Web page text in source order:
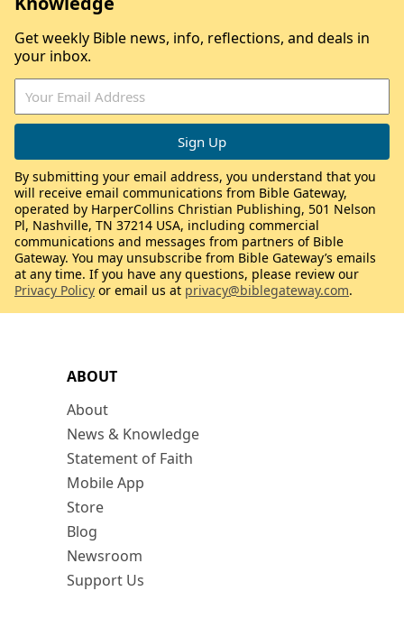
ABOUT
About
News & Knowledge
Statement of Faith
Mobile App
Store
Blog
Newsroom
Support Us
Get weekly Bible news, info, reflections, and deals in
your inbox.
By submitting your email address, you understand that you
will receive email communications from Bible Gateway,
operated by HarperCollins Christian Publishing, 501 Nelson
Pl, Nashville, TN 37214 USA, including commercial
communications and messages from partners of Bible
Gateway. You may unsubscribe from Bible Gateway’s emails
at any time. If you have any questions, please review our
Privacy Policy or email us at privacy@biblegateway.com.